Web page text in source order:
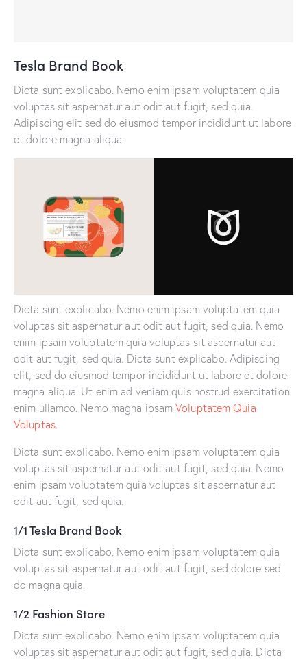
Tesla Brand Book
Dicta sunt explicabo. Nemo enim ipsam voluptatem quia
voluptas sit aspernatur aut odit aut fugit, sed quia.
Adipiscing elit sed do eiusmod tempor incididunt ut labore
et dolore magna aliqua.
Dicta sunt explicabo. Nemo enim ipsam voluptatem quia
voluptas sit aspernatur aut odit aut fugit, sed quia. Nemo
enim ipsam voluptatem quia voluptas sit aspernatur aut
odit aut fugit, sed quia. Dicta sunt explicabo. Adipiscing
elit, sed do eiusmod tempor incididunt ut labore et dolore
magna aliqua. Ut enim ad veniam quis nostrud exercitation
enim ullamco. Nemo magna ipsamVoluptatem Quia
Voluptas.
Dicta sunt explicabo. Nemo enim ipsam voluptatem quia
voluptas sit aspernatur aut odit aut fugit, sed quia. Nemo
enim ipsam voluptatem quia voluptas sit aspernatur aut
odit aut fugit, sed quia.
1/1 Tesla Brand Book
Dicta sunt explicabo. Nemo enim ipsam voluptatem quia
voluptas sit aspernatur aut odit aut fugit, sed dolore sed
do magna quia.
1/2 Fashion Store
Dicta sunt explicabo. Nemo enim ipsam voluptatem quia
voluptas sit aspernatur aut odit aut fugit, sed quia. Dicta